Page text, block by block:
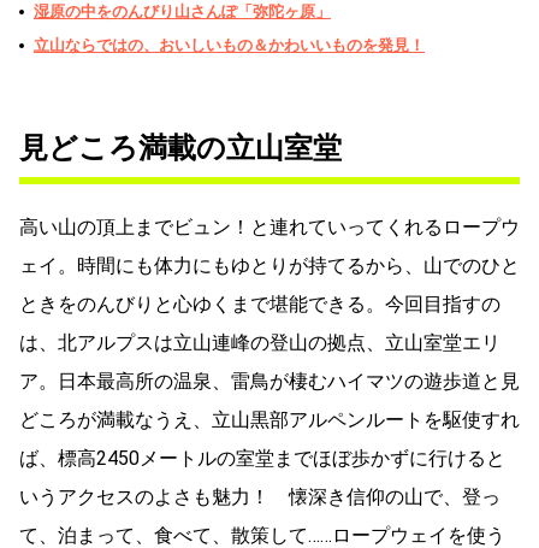
湿原の中をのんびり山さんぽ「弥陀ヶ原」
立山ならではの、おいしいもの＆かわいいものを発見！
見どころ満載の立山室堂
高い山の頂上までビュン！と連れていってくれるロープウ
ェイ。時間にも体力にもゆとりが持てるから、山でのひと
ときをのんびりと心ゆくまで堪能できる。今回目指すの
は、北アルプスは立山連峰の登山の拠点、立山室堂エリ
ア。日本最高所の温泉、雷鳥が棲むハイマツの遊歩道と見
どころが満載なうえ、立山黒部アルペンルートを駆使すれ
ば、標高2450メートルの室堂までほぼ歩かずに行けると
いうアクセスのよさも魅力！ 懐深き信仰の山で、登っ
て、泊まって、食べて、散策して……ロープウェイを使う